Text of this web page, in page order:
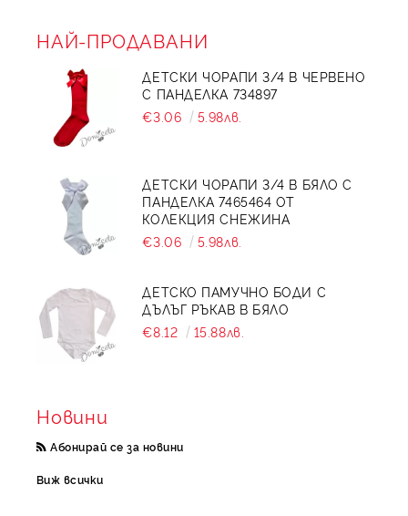
НАЙ-ПРОДАВАНИ
ДЕТСКИ ЧОРАПИ 3/4 В ЧЕРВЕНО
С ПАНДЕЛКА 734897
€3.06
5.98лв.
ДЕТСКИ ЧОРАПИ 3/4 В БЯЛО С
ПАНДЕЛКА 7465464 ОТ
КОЛЕКЦИЯ СНЕЖИНА
€3.06
5.98лв.
ДЕТСКО ПАМУЧНО БОДИ С
ДЪЛЪГ РЪКАВ В БЯЛО
€8.12
15.88лв.
Новини
Абонирай се за новини
Виж всички